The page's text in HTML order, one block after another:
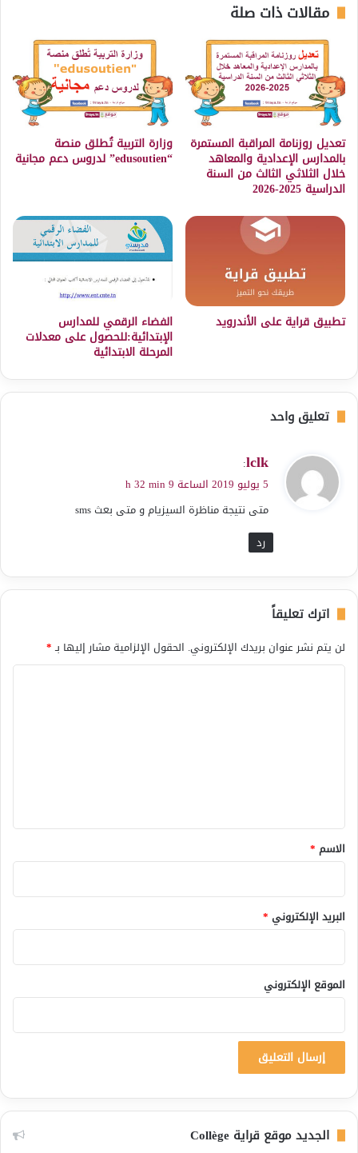
مقالات ذات صلة
تعديل روزنامة المراقبة المستمرة
بالمدارس الإعدادية والمعاهد
خلال الثلاثي الثالث من السنة
الدراسية 2025-2026
وزارة التربية تُطلق منصة
“edusoutien” لدروس دعم مجانية
تطبيق قراية على الأندرويد الفضاء الرقمي للمدارس
الإبتدائية:للحصول على معدلات
المرحلة الابتدائية
تعليق واحد
ي
ق
ل
lclk
:
5 يوليو 2019 الساعة 9 h 32 min
متى نتيجة مناظرة السيزيام و متى بعث sms
رد
اترك تعليقاً
لن يتم نشر عنوان بريدك الإلكتروني. الحقول الإلزامية مشار إليها بـ*
*
الاسم *
البريد الإلكتروني *
الموقع الإلكتروني
الجديد موقع قراية Collège